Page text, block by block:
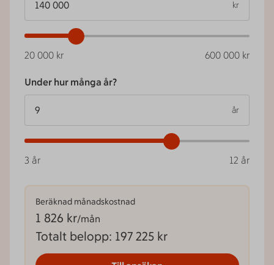
kr
20 000 kr 600 000 kr
Under hur många år?
år
3 år 12 år
Beräknad månadskostnad
1 826 kr/mån
Totalt belopp: 197 225 kr